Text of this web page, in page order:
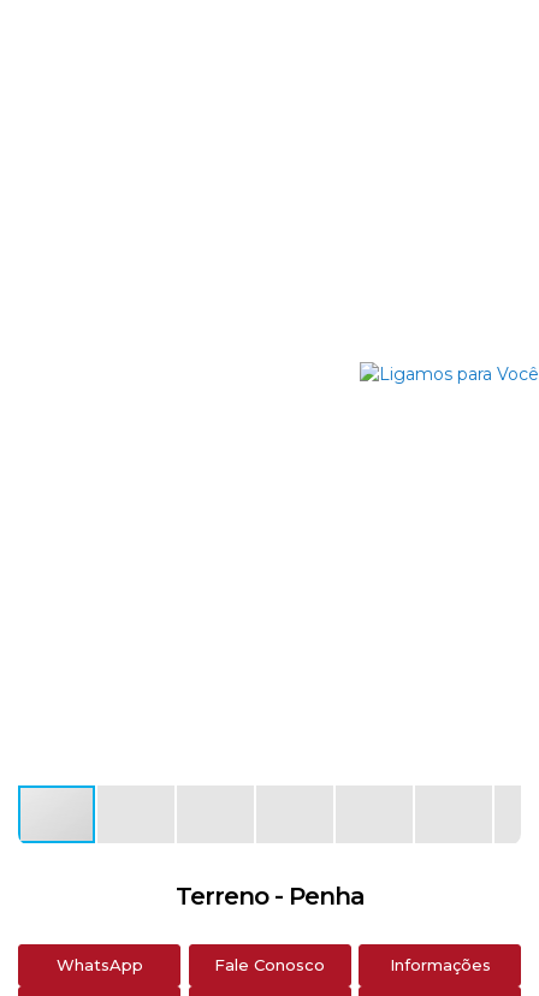
Terreno - Penha
WhatsApp Fale Conosco Informações